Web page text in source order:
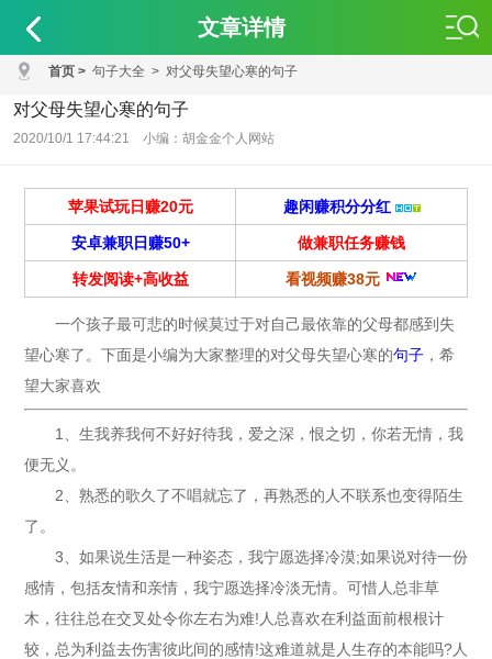
文章详情
首页 > 句子大全 > 对父母失望心寒的句子
对父母失望心寒的句子
2020/10/1 17:44:21 小编：胡金金个人网站
苹果试玩日赚20元 趣闲赚积分分红
安卓兼职日赚50+ 做兼职任务赚钱
转发阅读+高收益 看视频赚38元
一个孩子最可悲的时候莫过于对自己最依靠的父母都感到失
望心寒了。下面是小编为大家整理的对父母失望心寒的句子 ，希
望大家喜欢
1、生我养我何不好好待我，爱之深，恨之切，你若无情，我
便无义。
2、熟悉的歌久了不唱就忘了，再熟悉的人不联系也变得陌生
了。
3、如果说生活是一种姿态，我宁愿选择冷漠;如果说对待一份
感情，包括友情和亲情，我宁愿选择冷淡无情。可惜人总非草
木，往往总在交叉处令你左右为难!人总喜欢在利益面前根根计
较，总为利益去伤害彼此间的感情!这难道就是人生存的本能吗?人